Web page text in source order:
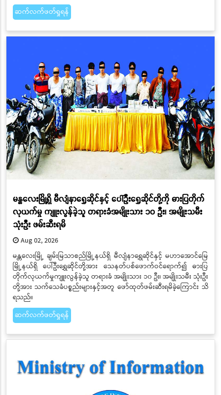
ဆက်လက်ဖတ်ရှုရန်
မန္တလေးမြို့ရှိ မီလျံနာရွှေဆိုင်နှင့် ပေါ်ဦးရွှေဆိုင်တို့ကို ဓားပြတိုက်
လုယက်မှု ကျူးလွန်ခဲ့သူ တရားခံအမျိုးသား ၁၀ ဦး၊ အမျိုးသမီး
သုံးဦး ဖမ်းဆီးရမိ
Aug 02, 2026
မန္တလေးမြို့ ချမ်းမြသာစည်မြို့နယ်ရှိ မီလျံနာရွှေဆိုင်နှင့် မဟာအောင်မြေ
မြို့နယ်ရှိ ပေါ်ဦးရွှေဆိုင်တို့အား သေနတ်ပစ်ဖောက်ဝင်ရောက်၍ ဓားပြ
တိုက်လုယက်မှုကျူးလွန်ခဲ့သူ တရားခံ အမျိုးသား ၁၀ ဦး၊ အမျိုးသမီး သုံးဦး
တို့အား သက်သေခံပစ္စည်းများနှင့်အတူ ဖော်ထုတ်ဖမ်းဆီးရမိခဲ့ကြောင်း သိ
ရသည်။
ဆက်လက်ဖတ်ရှုရန်